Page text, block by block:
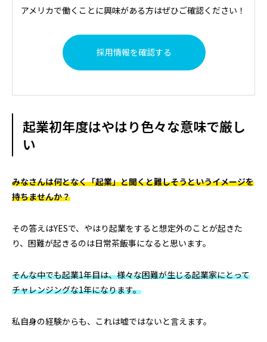
アメリカで働くことに興味がある方はぜひご確認ください！
採用情報を確認する
起業初年度はやはり色々な意味で厳し
い
みなさんは何となく「起業」と聞くと難しそうというイメージを
持ちませんか？
その答えはYESで、やはり起業をすると想定外のことが起きた
り、困難が起きるのは日常茶飯事になると思います。
そんな中でも起業1年目は、様々な困難が生じる起業家にとって
チャレンジングな1年になります。
私自身の経験からも、これは嘘ではないと言えます。